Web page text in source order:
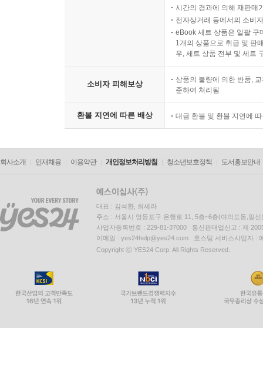
시간의 경과에 의해 재판매
전자상거래 등에서의 소비
eBook 세트 상품은 일괄 구
1개의 상품으로 취급 및 판
우, 세트 상품 전부 및 세트
소비자 피해보상
상품의 불량에 의한 반품,
준하여 처리됨
환불 지연에 따른 배상 대금 환불 및 환불 지연에
회사소개 인재채용 이용약관 개인정보처리방침 청소년보호정책 도서홍보안내
대표 : 김석환, 최세라
주소 : 서울시 영등포구 은행로 11, 5층~6층(여의도동,일신
사업자등록번호 : 229-81-37000 통신판매업신고 : 제
이메일 : yes24help@yes24.com 호스팅 서비스사업자 :
Copyright ⓒ YES24 Corp. All Rights Reserved.